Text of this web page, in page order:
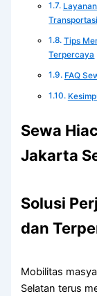
Transportasi
Tips
Terpercaya
FAQ
Sewa
Jakarta
Solusi
dan
Mobilitas
Selatan terus